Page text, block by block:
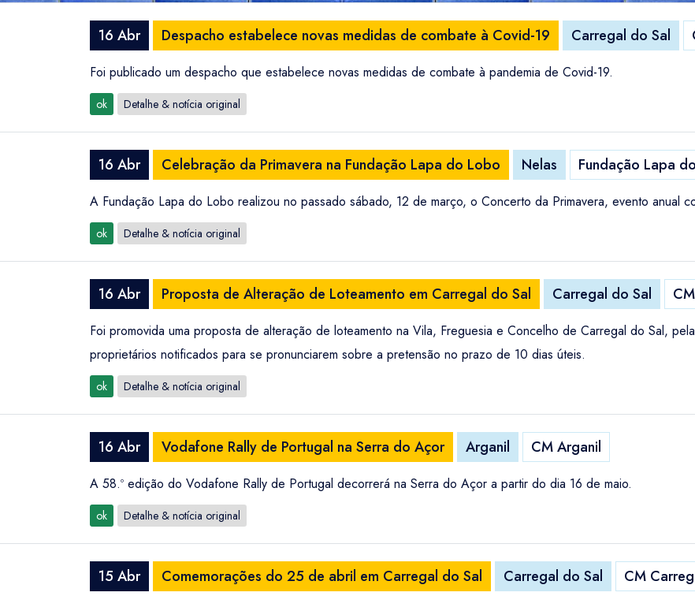
16 Abr Despacho estabelece novas medidas de combate à Covid-19 Carregal do Sal
Foi publicado um despacho que estabelece novas medidas de combate à pandemia de Covid-19.
ok Detalhe & notícia original
16 Abr Celebração da Primavera na Fundação Lapa do Lobo Nelas Fundação Lapa
A Fundação Lapa do Lobo realizou no passado sábado, 12 de março, o Concerto da Primavera, evento anual
ok Detalhe & notícia original
16 Abr Proposta de Alteração de Loteamento em Carregal do Sal Carregal do Sal
Foi promovida uma proposta de alteração de loteamento na Vila, Freguesia e Concelho de Carregal do Sal,
proprietários notificados para se pronunciarem sobre a pretensão no prazo de 10 dias úteis.
ok Detalhe & notícia original
16 Abr Vodafone Rally de Portugal na Serra do Açor Arganil CM Arganil
A 58.º edição do Vodafone Rally de Portugal decorrerá na Serra do Açor a partir do dia 16 de maio.
ok Detalhe & notícia original
15 Abr Comemorações do 25 de abril em Carregal do Sal Carregal do Sal CM